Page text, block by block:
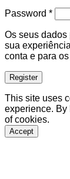
Password *
Os seus
sua
conta e para
Register
This site uses
experience. By
of cookies.
Accept